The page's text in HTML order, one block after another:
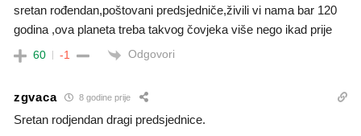
sretan rođendan,poštovani predsjedniče,živili vi nama bar 120
godina ,ova planeta treba takvog čovjeka više nego ikad prije
60 -1 Odgovori
zgvaca 8 godine prije
Sretan rodjendan dragi predsjednice.